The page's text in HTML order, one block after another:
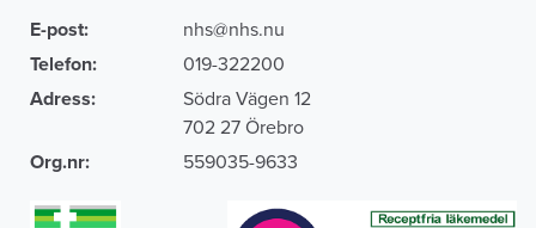
E-post:
nhs@nhs.nu
Telefon:
019-322200
Adress:
Södra Vägen 12
702 27 Örebro
Org.nr:
559035-9633